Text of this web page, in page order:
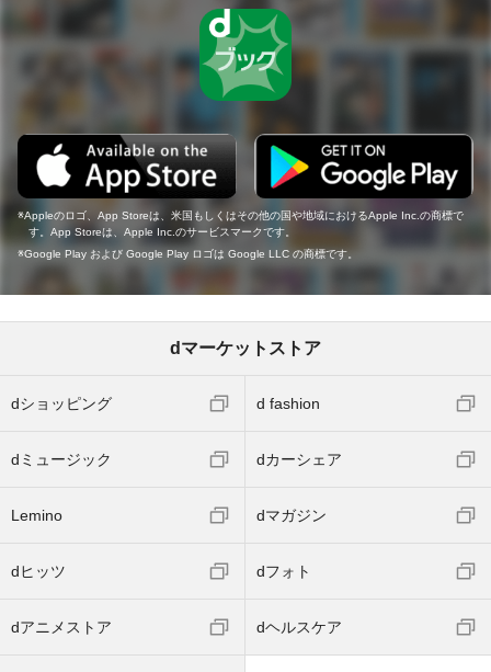
Appleのロゴ、App Storeは、米国もしくはその他の国や地域におけるApple Inc.の商標で
す。App Storeは、Apple Inc.のサービスマークです。
Google Play および Google Play ロゴは Google LLC の商標です。
dマーケットストア
dショッピング d fashion
dミュージック dカーシェア
Lemino dマガジン
dヒッツ dフォト
dアニメストア dヘルスケア